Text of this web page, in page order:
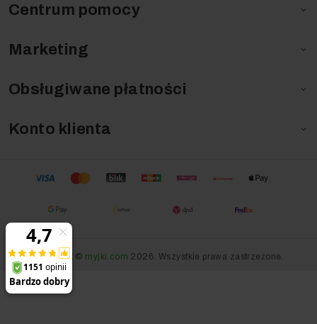
Centrum pomocy 
Marketing 
Obsługiwane płatności 
Konto klienta 
Copyright © myjki.com 2026. Wszystkie prawa zastrzeżone.